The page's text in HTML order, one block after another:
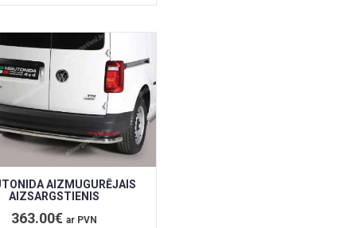
AIZMUGURĒJAIS
AIZSARGSTIENIS
363.00€ar PVN